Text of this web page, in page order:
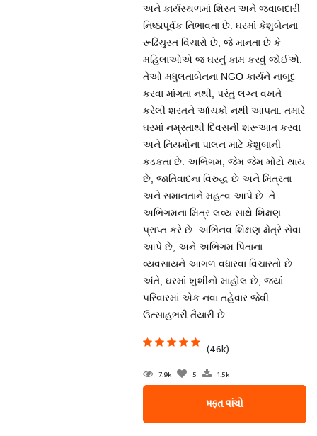
અને કાર્યસ્થળમાં શિસ્ત અને જવાબદારી
નિષ્ઠાપૂર્વક નિભાવતા છે. ઘરમાં કેશુબેનના
રૂઢિચુસ્ત વિચારો છે, જે માનતા છે કે
મહિલાઓએ જ ઘરનું કામ કરવું જોઈએ.
તેઓ મધુલતાબેનના NGO કાર્યને નાબૂદ
કરવા માંગતા નથી, પરંતુ લગ્ન વખતે
કરેલી શરતને આંચકો નથી આપતા. તમારે
ઘરમાં નમ્રતાથી દિવસની શરૂઆત કરવા
અને નિયમોના પાલન માટે કેશુબાની
કડકતા છે. અભિગમ, જેમ જેમ મોટો થાય
છે, જાતિવાદના વિરુદ્ધ છે અને મિત્રતા
અને સમાનતાને મહત્વ આપે છે. તે
અભિગમના મિત્ર લવ્ય સાથે શિક્ષણ
પ્રાપ્ત કરે છે. અભિનવ શિક્ષણ ક્ષેત્રે સેવા
આપે છે, અને અભિગમ પિતાના
વ્યવસાયને આગળ વધારવા વિચારતો છે.
અંતે, ઘરમાં ખુશીનો માહોલ છે, જ્યાં
પરિવારમાં એક નવા તહેવાર જેવી
ઉત્સાહભરી તૈયારી છે.
(46k)
7.9k 5 1.5k
મફત વાંચો